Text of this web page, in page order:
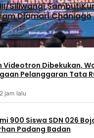
Siliwangi Sambut
Djamari Chaniago
Videotron Dibekukan,
Pelanggaran Tata
jam lalu
900 Siswa SDN 026
Padang Badan